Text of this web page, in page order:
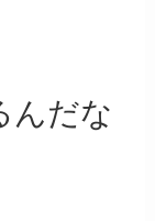
んだな